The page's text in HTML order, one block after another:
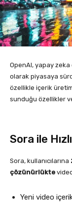
OpenAI, yapay
olarak piyasaya
özellikle içerik
sunduğu özellikler
Sora ile
Sora, kullanıcılarına
çözünürlükte
Yeni video